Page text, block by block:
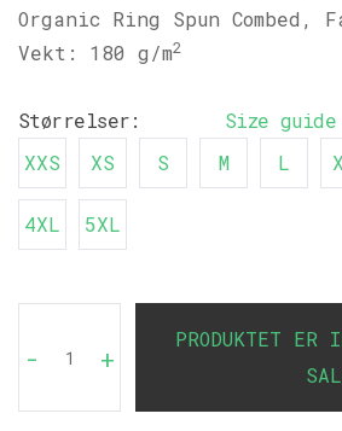
Organic Ring Spun Combed,
Vekt: 180 g/m2
Størrelser:
Size guide
XXS
XS S M L
4XL 5XL
+
-
PRODUKTET ER